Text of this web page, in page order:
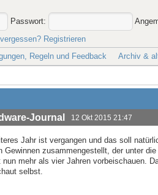
Passwort:
Registrieren
Regeln und Feedback Archiv &
Journal 12 Okt 2015 21:47
Jahr ist vergangen und das soll
Gewinnen zusammengestellt, der unter
nun mehr als vier Jahren vorbeischauen.
selbst.